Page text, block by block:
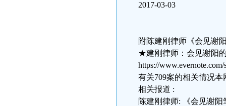
2017-03-03
附陈建刚律师《会见谢
★建刚律师：会见谢阳
https://www.evernote.com/
有关709案的相关情况
相关报道 :
陈建刚律师: 《会见谢